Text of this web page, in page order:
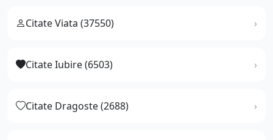
Citate Viata (37550)
Citate Iubire (6503)
Citate Dragoste (2688)